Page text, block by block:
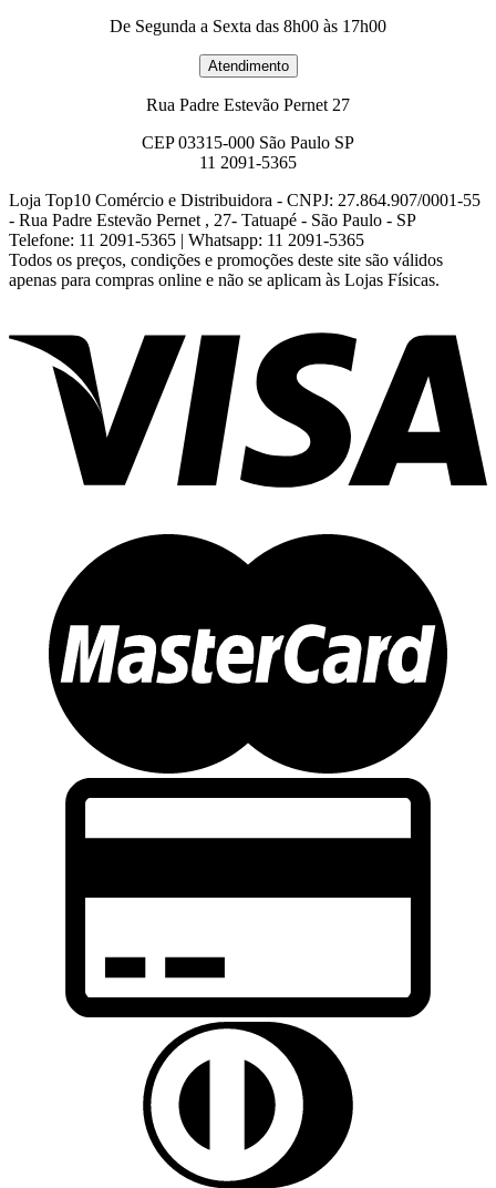
De Segunda a Sexta das 8h00 às 17h00
Rua Padre Estevão Pernet 27
CEP 03315-000 São Paulo SP
11 2091-5365
Loja Top10 Comércio e Distribuidora - CNPJ: 27.864.907/0001-55
- Rua Padre Estevão Pernet , 27- Tatuapé - São Paulo - SP
Telefone: 11 2091-5365 | Whatsapp: 11 2091-5365
Todos os preços, condições e promoções deste site são válidos
apenas para compras online e não se aplicam às Lojas Físicas.